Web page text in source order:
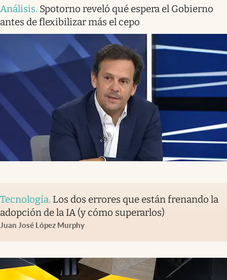
Análisis. Spotorno reveló qué espera el Gobierno
antes de flexibilizar más el cepo
Tecnología. Los dos errores que están frenando la
adopción de la IA (y cómo superarlos)
Juan José López Murphy